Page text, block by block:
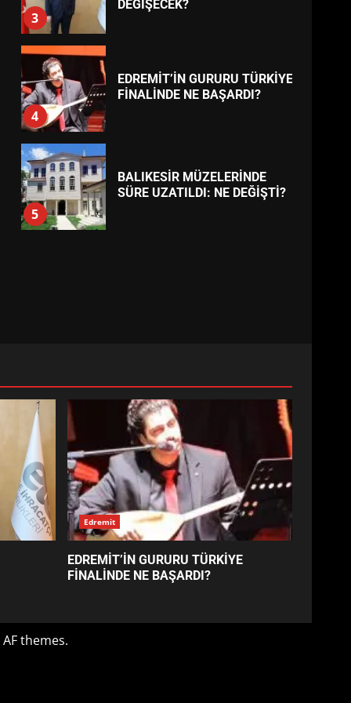
TREND HABERLER
7
BELEDİYESPOR’DA YENİ
1
AYVALIK SU MİRASI İÇİN
ESA 2026’DA TÜRK BAHARATI
4
EDREMİT’İN GURURU TÜRKİYE
FİNALİNDE NE BAŞARDI?
5
BALIKESİR MÜZELERİNDE
SÜRE UZATILDI: NE DEĞİŞTİ?
6
DEĞİŞTİRİYOR?